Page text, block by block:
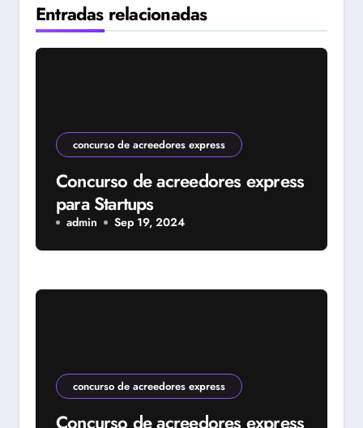
Entradas relacionadas
concurso de acreedores express
Concurso de acreedores express
para Startups
admin Sep 19, 2024
concurso de acreedores express
Concurso de acreedores express